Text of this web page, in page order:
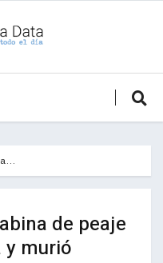
de peaje
y murió